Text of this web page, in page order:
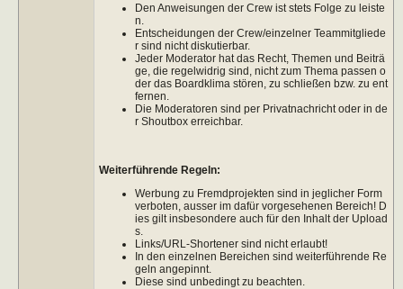
Den Anweisungen der Crew ist stets Folge zu leiste
n.
Entscheidungen der Crew/einzelner Teammitgliede
r sind nicht diskutierbar.
Jeder Moderator hat das Recht, Themen und Beiträ
ge, die regelwidrig sind, nicht zum Thema passen o
der das Boardklima stören, zu schließen bzw. zu ent
fernen.
Die Moderatoren sind per Privatnachricht oder in de
r Shoutbox erreichbar.
Weiterführende Regeln:
Werbung zu Fremdprojekten sind in jeglicher Form
verboten, ausser im dafür vorgesehenen Bereich! D
ies gilt insbesondere auch für den Inhalt der Upload
s.
Links/URL-Shortener sind nicht erlaubt!
In den einzelnen Bereichen sind weiterführende Re
geln angepinnt.
Diese sind unbedingt zu beachten.